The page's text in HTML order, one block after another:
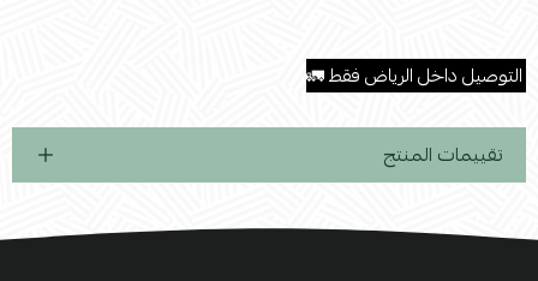
التوصيل داخل الرياض فقط 🚛
تقييمات المنتج